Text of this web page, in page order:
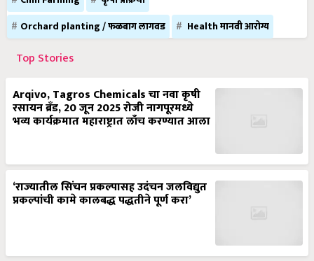
Orchard planting / फळबाग लागवड
Health मानवी आरोग्य
Top Stories
Arqivo, Tagros Chemicals चा नवा कृषी
रसायन ब्रँड, 20 जून 2025 रोजी नागपूरमध्ये
भव्य कार्यक्रमात महाराष्ट्रात लाँच करण्यात आला
‘राज्यातील सिंचन प्रकल्पासह उदंचन जलविद्युत
प्रकल्पांची कामे कालबद्ध पद्धतीने पूर्ण करा’